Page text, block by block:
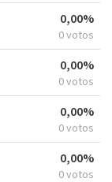
0,00%
0 votos
0,00%
0 votos
0,00%
0 votos
0,00%
0 votos